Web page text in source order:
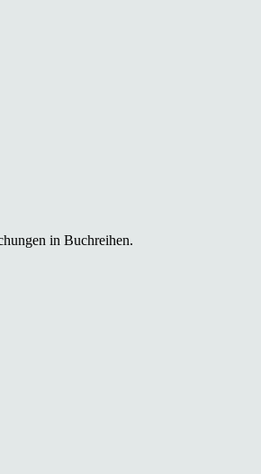
in Buchreihen.